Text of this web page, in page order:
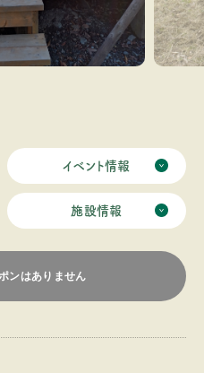
イベント情報
施設情報
ンはありません